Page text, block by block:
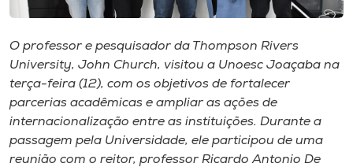
Biblioteca
Editora
Rádio
Museu
O professor e pesquisador da Thompson Rivers
University, John Church, visitou a Unoesc Joaçaba na
terça-feira (12), com os objetivos de fortalecer
parcerias acadêmicas e ampliar as ações de
internacionalização entre as instituições. Durante a
passagem pela Universidade, ele participou de uma
reunião com o reitor, professor Ricardo Antonio De